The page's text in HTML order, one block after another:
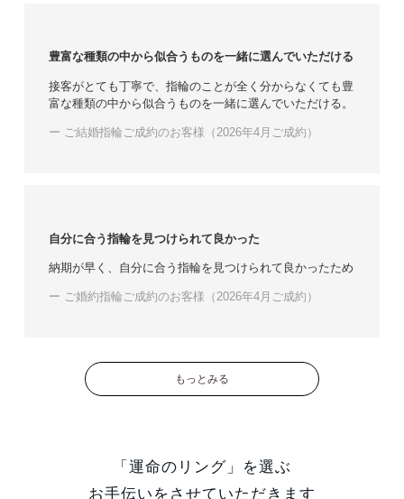
豊富な種類の中から似合うものを一緒に選んでいただける
接客がとても丁寧で、指輪のことが全く分からなくても豊
富な種類の中から似合うものを一緒に選んでいただける。
ー ご結婚指輪ご成約のお客様（2026年4月ご成約）
自分に合う指輪を見つけられて良かった
納期が早く、自分に合う指輪を見つけられて良かったため
ー ご婚約指輪ご成約のお客様（2026年4月ご成約）
もっとみる
「運命のリング」を選ぶ
お手伝いをさせていただきます